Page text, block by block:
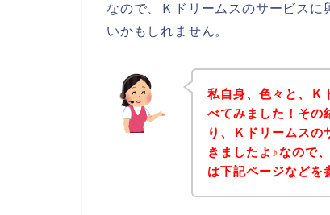
なので、Ｋドリームスのサービスに
いかもしれません。
私自身、色々と、Ｋ
べてみました！その
り、Ｋドリームス
きましたよ♪なので
は下記ページなどを